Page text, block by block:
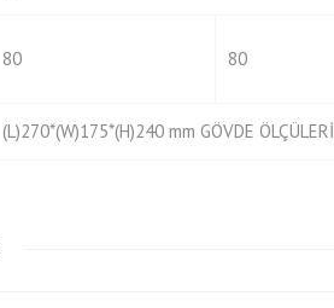
80 80
(L)270*(W)175*(H)240 mm GÖVDE ÖLÇÜLERİ